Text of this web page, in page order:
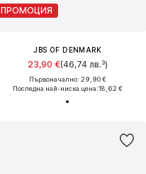
ПРОМОЦИЯ
JBS OF DENMARK
23,90 €(46,74 лв.³)
Първоначално: 29,90 €
Последна най-ниска цена:18,62 €